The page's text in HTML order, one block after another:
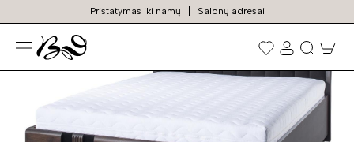
Pristatymas iki namų Salonų adresai
Prekių
paieška
N